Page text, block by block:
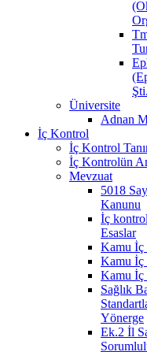
Üniversite
Adnan
İç Kontrol
İç Kontrol
İç Kontrolün
Mevzuat
5018
Kanunu
İç
Esaslar
Kamu İç
Kamu İç
Kamu İç
Sağlık
Yönerge
Ek.2 İl